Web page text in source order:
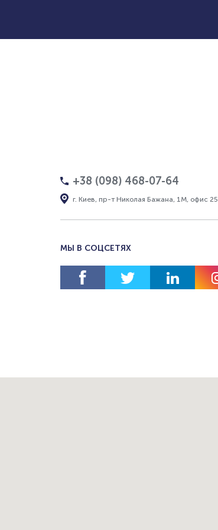
+38 (098) 468-07-64
г. Киев, пр-т Николая Бажана, 1М, офис 25
МЫ В СОЦСЕТЯХ